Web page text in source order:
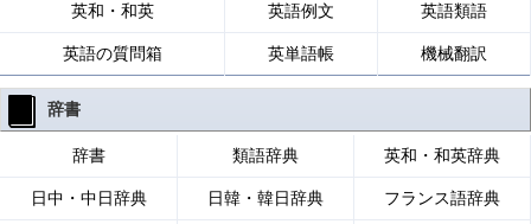
英和・和英 英語例文 英語類語
英語の質問箱 英単語帳 機械翻訳
辞書
辞書 類語辞典 英和・和英辞典
日中・中日辞典 日韓・韓日辞典 フランス語辞典